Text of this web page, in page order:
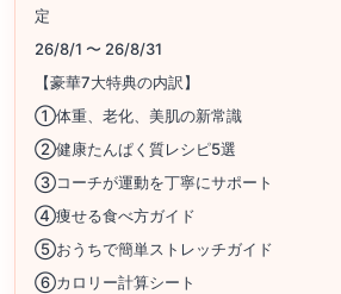
定
26/8/1 〜 26/8/31
【豪華7大特典の内訳】
①体重、老化、美肌の新常識
②健康たんぱく質レシピ5選
③コーチが運動を丁寧にサポート
④痩せる食べ方ガイド
⑤おうちで簡単ストレッチガイド
⑥カロリー計算シート